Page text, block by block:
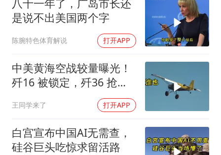
八十一年了，广岛市长还
是说不出美国两个字
陈腕特色体育解说 打开APP
中美黄海空战较量曝光！
歼16 被锁定，歼36 抢先
王同学来了 打开APP
白宫宣布中国AI无需查，
硅谷巨头吃惊求留活路